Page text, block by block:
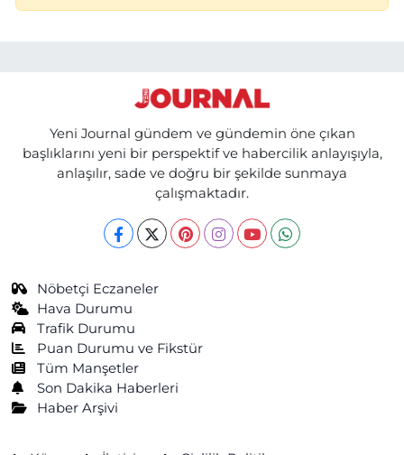
Yeni Journal gündem ve gündemin öne çıkan
başlıklarını yeni bir perspektif ve habercilik anlayışıyla,
anlaşılır, sade ve doğru bir şekilde sunmaya
çalışmaktadır.
Nöbetçi Eczaneler
Hava Durumu
Trafik Durumu
Puan Durumu ve Fikstür
Tüm Manşetler
Son Dakika Haberleri
Haber Arşivi